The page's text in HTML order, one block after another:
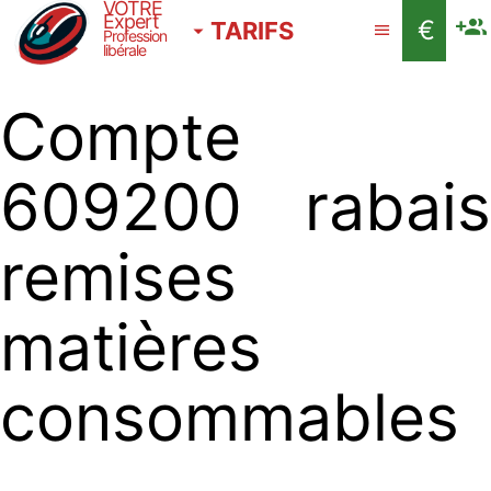
VOTRE
Expert
Profession
libérale
TARIFS €
Compte
609200 rabais
remises
matières
consommables